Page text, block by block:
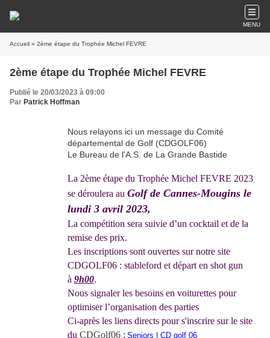
MENU
Accueil » 2ème étape du Trophée Michel FEVRE
2ème étape du Trophée Michel FEVRE
Publié le 20/03/2023 à 09:00
Par Patrick Hoffman
Nous relayons ici un message du Comité
départemental de Golf (CDGOLF06)
Le Bureau de l'A.S. de La Grande Bastide
La 2ème étape du Trophée Michel FEVRE 2023
se déroulera au Golf de Cannes-Mougins le
lundi 3 avril 2023,
La compétition sera suivie d’un cocktail et de la
remise des prix.
Les inscriptions sont ouvertes sur notre site
CDGOLF06 : stableford et départ en shot gun
à 9h00.
Nous signaler les besoins en voiturettes pour
optimiser l’organisation des parties
Ci-après les liens directs pour s'inscrire sur le site
du CDGolf06 : Seniors | CD golf 06